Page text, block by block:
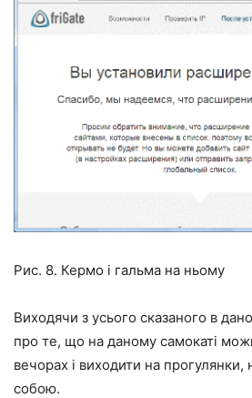
Рис. 8. Кермо і гальма на ньому
Виходячи з усього сказаного в
про те, що на даному самокаті
вечорах і виходити на
собою.